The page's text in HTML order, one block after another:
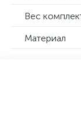
Вес
Материал